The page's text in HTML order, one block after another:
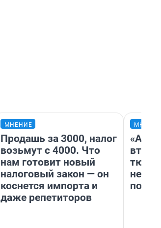
МНЕНИЕ
Продашь за 3000, налог
возьмут с 4000. Что
нам готовит новый
налоговый закон — он
коснется импорта и
даже репетиторов